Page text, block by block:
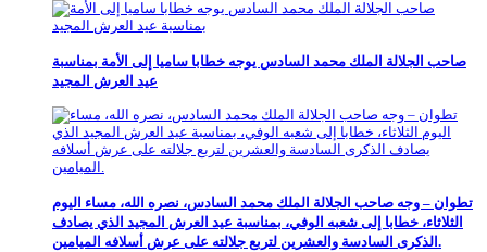
صاحب الجلالة الملك محمد السادس يوجه خطابا ساميا إلى الأمة بمناسبة
عيد العرش المجيد
تطوان – وجه صاحب الجلالة الملك محمد السادس، نصره الله، مساء اليوم
الثلاثاء، خطابا إلى شعبه الوفي، بمناسبة عيد العرش المجيد الذي يصادف
الذكرى السادسة والعشرين لتربع جلالته على عرش أسلافه الميامين.